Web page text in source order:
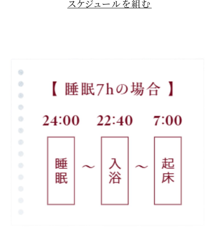
スケジュールを組む